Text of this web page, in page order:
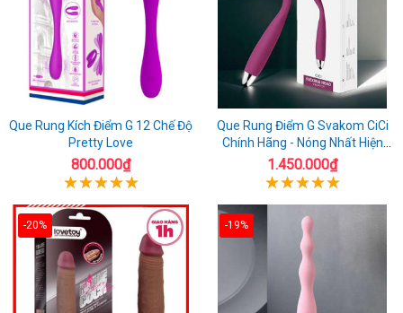
Que Rung Kích Điểm G 12 Chế Độ
Pretty Love
800.000₫
Que Rung Điểm G Svakom CiCi
Chính Hãng - Nóng Nhất Hiện
Nay
1.450.000₫
-20% -19%